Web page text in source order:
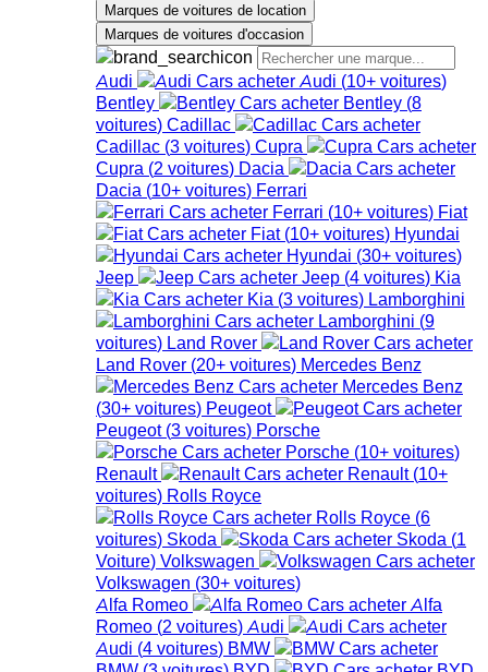
Marques de voitures de location
Marques de voitures d'occasion
Audi Audi (10+ voitures)
Bentley
Bentley (8
voitures) Cadillac
Cadillac (3 voitures) Cupra
Cupra (2 voitures) Dacia
Dacia (10+ voitures) Ferrari
Ferrari (10+ voitures) Fiat
Fiat (10+ voitures) Hyundai
Hyundai (30+ voitures)
Jeep
Jeep (4 voitures) Kia
Kia (3 voitures) Lamborghini
Lamborghini (9
voitures) Land Rover
Land Rover (20+ voitures) Mercedes Benz
Mercedes Benz
(30+ voitures) Peugeot
Peugeot (3 voitures) Porsche
Porsche (10+ voitures)
Renault
Renault (10+
voitures) Rolls Royce
Rolls Royce (6
voitures) Skoda Skoda (1
Voiture) Volkswagen
Volkswagen (30+ voitures)
Alfa Romeo
Alfa
Romeo (2 voitures) Audi
Audi (4 voitures) BMW